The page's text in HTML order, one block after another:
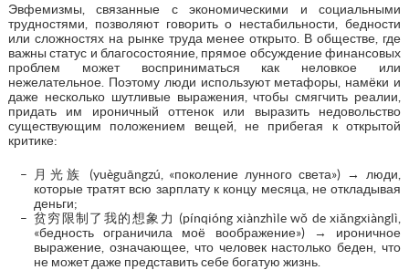
Эвфемизмы, связанные с экономическими и социальными
трудностями, позволяют говорить о нестабильности, бедности
или сложностях на рынке труда менее открыто. В обществе, где
важны статус и благосостояние, прямое обсуждение финансовых
проблем может восприниматься как неловкое или
нежелательное. Поэтому люди используют метафоры, намёки и
даже несколько шутливые выражения, чтобы смягчить реалии,
придать им ироничный оттенок или выразить недовольство
существующим положением вещей, не прибегая к открытой
критике:
月光族 (yuèguāngzú, «поколение лунного света») → люди,
которые тратят всю зарплату к концу месяца, не откладывая
деньги;
贫穷限制了我的想象力 (pínqióng xiànzhìle wǒ de xiǎngxiànglì,
«бедность ограничила моё воображение») → ироничное
выражение, означающее, что человек настолько беден, что
не может даже представить себе богатую жизнь.